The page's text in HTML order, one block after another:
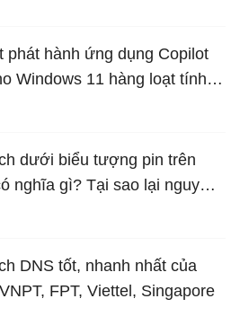
phát hành ứng dụng Copilot
Windows 11 hàng loạt tính
Hữu Ích
dưới biểu tượng pin trên
nghĩa gì? Tại sao lại nguy
DNS tốt, nhanh nhất của
FPT, Viettel, Singapore